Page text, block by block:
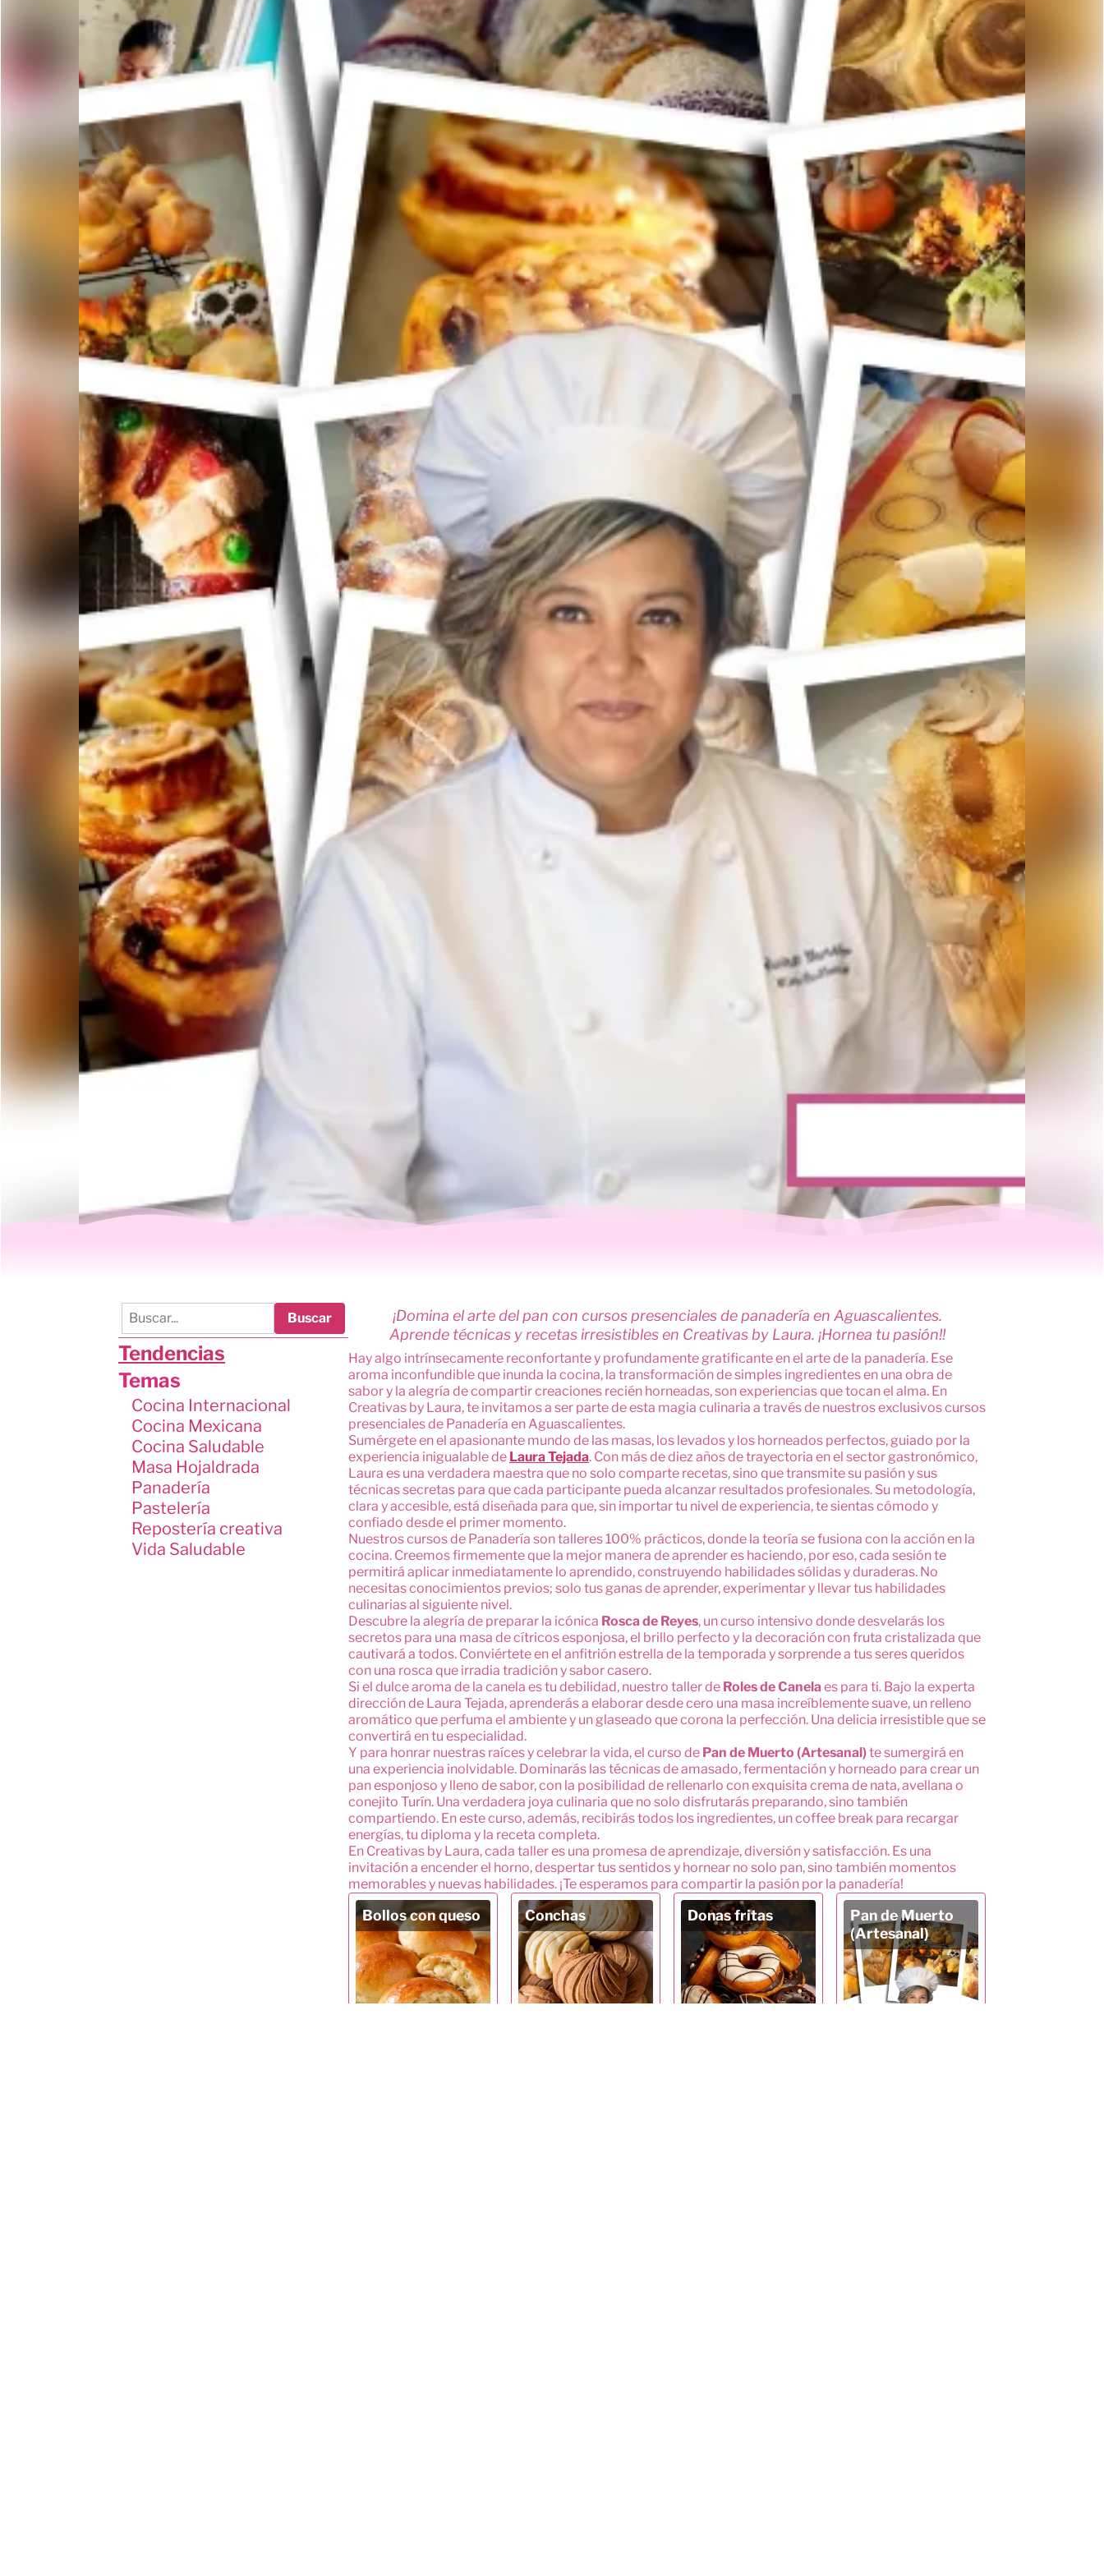
Curso de sushi en Aguascalientes
Curso de tacos de canasta en Aguascalientes
Curso de pasteles básicos en Aguascalientes
Curso de decoración de galletas en Aguascalientes
Curso de pasteles para diabeticos en Aguascalientes
Curso de galletas crumbl en Aguascalientes
Curso de pastel tendencia en Aguascalientes
Curso de jabones terapéuticos y artesanales en Aguascalientes
Buscar
Tendencias
Temas
Cocina Internacional
Cocina Mexicana
Cocina Saludable
Masa Hojaldrada
Panadería
Pastelería
Repostería creativa
Vida Saludable
¡Domina el arte del pan con cursos presenciales de panadería en Aguascalientes.
Aprende técnicas y recetas irresistibles en Creativas by Laura. ¡Hornea tu pasión!!
Hay algo intrínsecamente reconfortante y profundamente gratificante en el arte de la panadería. Ese
aroma inconfundible que inunda la cocina, la transformación de simples ingredientes en una obra de
sabor y la alegría de compartir creaciones recién horneadas, son experiencias que tocan el alma. En
Creativas by Laura, te invitamos a ser parte de esta magia culinaria a través de nuestros exclusivos cursos
presenciales de Panadería en Aguascalientes.
Sumérgete en el apasionante mundo de las masas, los levados y los horneados perfectos, guiado por la
experiencia inigualable de Laura Tejada. Con más de diez años de trayectoria en el sector gastronómico,
Laura es una verdadera maestra que no solo comparte recetas, sino que transmite su pasión y sus
técnicas secretas para que cada participante pueda alcanzar resultados profesionales. Su metodología,
clara y accesible, está diseñada para que, sin importar tu nivel de experiencia, te sientas cómodo y
confiado desde el primer momento.
Nuestros cursos de Panadería son talleres 100% prácticos, donde la teoría se fusiona con la acción en la
cocina. Creemos firmemente que la mejor manera de aprender es haciendo, por eso, cada sesión te
permitirá aplicar inmediatamente lo aprendido, construyendo habilidades sólidas y duraderas. No
necesitas conocimientos previos; solo tus ganas de aprender, experimentar y llevar tus habilidades
culinarias al siguiente nivel.
Descubre la alegría de preparar la icónica Rosca de Reyes, un curso intensivo donde desvelarás los
secretos para una masa de cítricos esponjosa, el brillo perfecto y la decoración con fruta cristalizada que
cautivará a todos. Conviértete en el anfitrión estrella de la temporada y sorprende a tus seres queridos
con una rosca que irradia tradición y sabor casero.
Si el dulce aroma de la canela es tu debilidad, nuestro taller de Roles de Canela es para ti. Bajo la experta
dirección de Laura Tejada, aprenderás a elaborar desde cero una masa increíblemente suave, un relleno
aromático que perfuma el ambiente y un glaseado que corona la perfección. Una delicia irresistible que se
convertirá en tu especialidad.
Y para honrar nuestras raíces y celebrar la vida, el curso de Pan de Muerto (Artesanal)te sumergirá en
una experiencia inolvidable. Dominarás las técnicas de amasado, fermentación y horneado para crear un
pan esponjoso y lleno de sabor, con la posibilidad de rellenarlo con exquisita crema de nata, avellana o
conejito Turín. Una verdadera joya culinaria que no solo disfrutarás preparando, sino también
compartiendo. En este curso, además, recibirás todos los ingredientes, un coffee break para recargar
energías, tu diploma y la receta completa.
En Creativas by Laura, cada taller es una promesa de aprendizaje, diversión y satisfacción. Es una
invitación a encender el horno, despertar tus sentidos y hornear no solo pan, sino también momentos
memorables y nuevas habilidades. ¡Te esperamos para compartir la pasión por la panadería!
Bollos con queso Conchas Donas fritas
Pan de Muerto
(Artesanal)